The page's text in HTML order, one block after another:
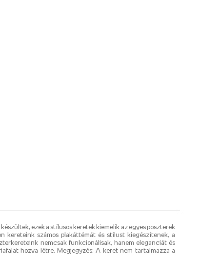
ezek a stílusos keretek kiemelik az egyes poszterek
kereteink számos plakáttémát és stílust kiegészítenek, a
nemcsak funkcionálisak, hanem eleganciát és
hozva létre. Megjegyzés: A keret nem tartalmazza a